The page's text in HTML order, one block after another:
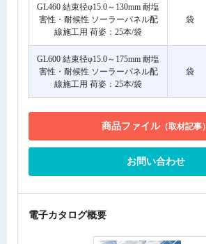
GL460 結束径φ15.0～130mm 耐塩
害性・耐候性 ソーラーパネル配
線施工用 荷姿：25本/袋
袋
GL600 結束径φ15.0～175mm 耐塩
害性・耐候性 ソーラーパネル配
線施工用 荷姿：25本/袋
袋
商品ファイル（取材記事）
お問い合わせ
電子カタログ概要